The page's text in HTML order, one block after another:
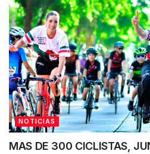
NOTICIAS
MAS DE 300 CICLISTAS,